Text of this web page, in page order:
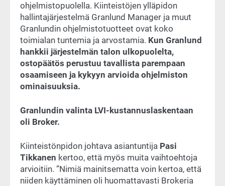
ohjelmistopuolella. Kiinteistöjen ylläpidon
hallintajärjestelmä Granlund Manager ja muut
Granlundin ohjelmistotuotteet ovat koko
toimialan tuntemia ja arvostamia. Kun Granlund
hankkii järjestelmän talon ulkopuolelta,
ostopäätös perustuu tavallista parempaan
osaamiseen ja kykyyn arvioida ohjelmiston
ominaisuuksia.
Granlundin valinta LVI-kustannuslaskentaan
oli Broker.
Kiinteistönpidon johtava asiantuntija Pasi
Tikkanen kertoo, että myös muita vaihtoehtoja
arvioitiin. ”Nimiä mainitsematta voin kertoa, että
niiden käyttäminen oli huomattavasti Brokeria